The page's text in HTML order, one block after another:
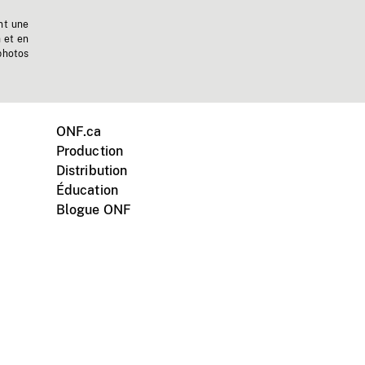
une
et en
ONF.ca
Production
Distribution
Éducation
Blogue ONF